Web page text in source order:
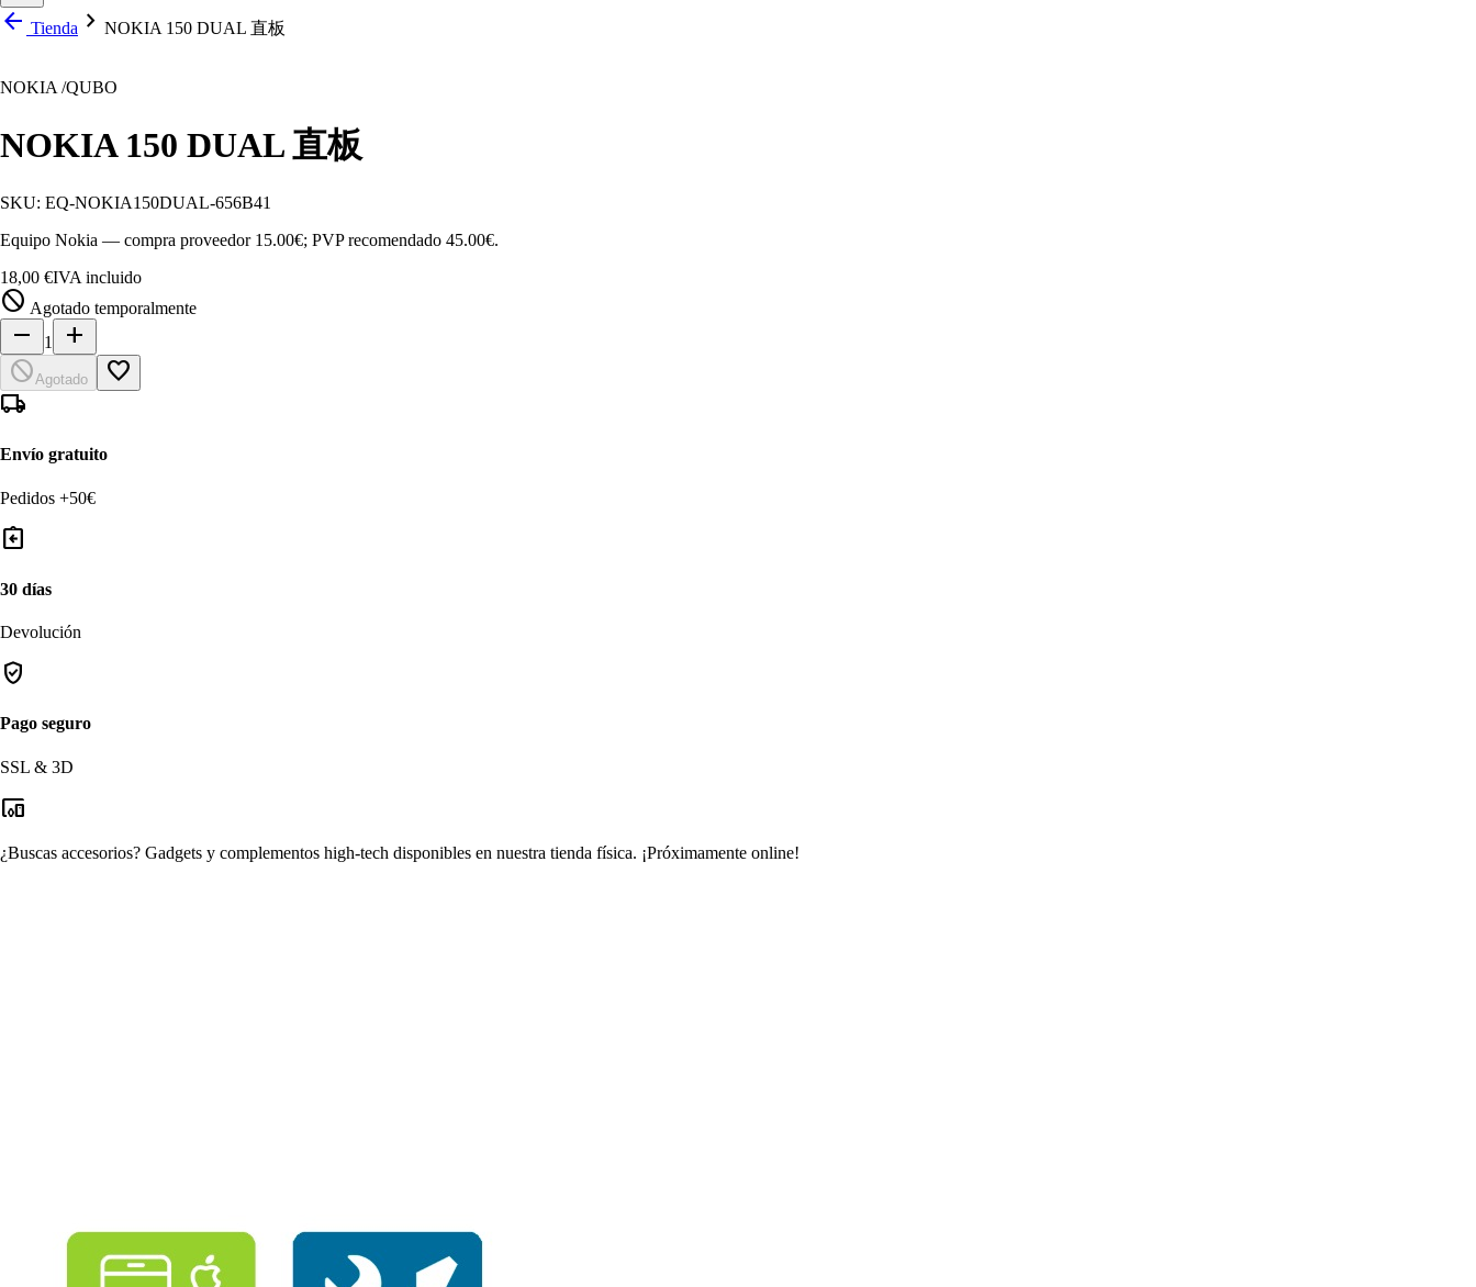
arrow_back Tienda chevron_right NOKIA 150 DUAL 直板
NOKIA /QUBO
NOKIA 150 DUAL 直板
SKU: EQ-NOKIA150DUAL-656B41
Equipo Nokia — compra proveedor 15.00€; PVP recomendado 45.00€.
18,00 €IVA incluido
block Agotado temporalmente
remove 1
add
blockAgotado
favorite_border
local_shipping
Envío gratuito
Pedidos +50€
assignment_return
30 días
Devolución
verified_user
Pago seguro
SSL & 3D
devices_other
¿Buscas accesorios? Gadgets y complementos high-tech disponibles en nuestra tienda física. ¡Próximamente online!